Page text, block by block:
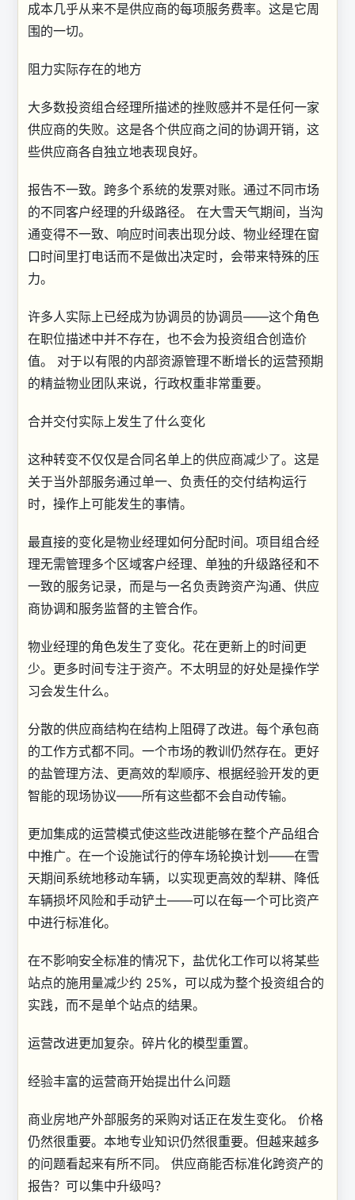
成本几乎从来不是供应商的每项服务费率。这是它周
围的一切。
阻力实际存在的地方
大多数投资组合经理所描述的挫败感并不是任何一家
供应商的失败。这是各个供应商之间的协调开销，这
些供应商各自独立地表现良好。
报告不一致。跨多个系统的发票对账。通过不同市场
的不同客户经理的升级路径。 在大雪天气期间，当沟
通变得不一致、响应时间表出现分歧、物业经理在窗
口时间里打电话而不是做出决定时，会带来特殊的压
力。
许多人实际上已经成为协调员的协调员——这个角色
在职位描述中并不存在，也不会为投资组合创造价
值。 对于以有限的内部资源管理不断增长的运营预期
的精益物业团队来说，行政权重非常重要。
合并交付实际上发生了什么变化
这种转变不仅仅是合同名单上的供应商减少了。这是
关于当外部服务通过单一、负责任的交付结构运行
时，操作上可能发生的事情。
最直接的变化是物业经理如何分配时间。项目组合经
理无需管理多个区域客户经理、单独的升级路径和不
一致的服务记录，而是与一名负责跨资产沟通、供应
商协调和服务监督的主管合作。
物业经理的角色发生了变化。花在更新上的时间更
少。更多时间专注于资产。不太明显的好处是操作学
习会发生什么。
分散的供应商结构在结构上阻碍了改进。每个承包商
的工作方式都不同。一个市场的教训仍然存在。更好
的盐管理方法、更高效的犁顺序、根据经验开发的更
智能的现场协议——所有这些都不会自动传输。
更加集成的运营模式使这些改进能够在整个产品组合
中推广。在一个设施试行的停车场轮换计划——在雪
天期间系统地移动车辆，以实现更高效的犁耕、降低
车辆损坏风险和手动铲土——可以在每一个可比资产
中进行标准化。
在不影响安全标准的情况下，盐优化工作可以将某些
站点的施用量减少约 25%，可以成为整个投资组合的
实践，而不是单个站点的结果。
运营改进更加复杂。碎片化的模型重置。
经验丰富的运营商开始提出什么问题
商业房地产外部服务的采购对话正在发生变化。 价格
仍然很重要。本地专业知识仍然很重要。但越来越多
的问题看起来有所不同。 供应商能否标准化跨资产的
报告？可以集中升级吗？